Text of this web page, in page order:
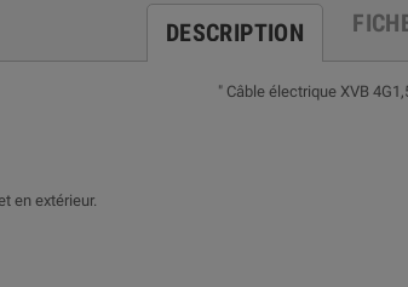
DESCRIPTION
" Câble électrique XVB
en extérieur.